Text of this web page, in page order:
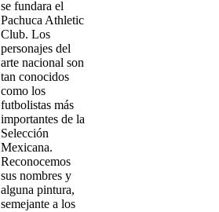
se fundara el
Pachuca Athletic
Club. Los
personajes del
arte nacional son
tan conocidos
como los
futbolistas más
importantes de la
Selección
Mexicana.
Reconocemos
sus nombres y
alguna pintura,
semejante a los